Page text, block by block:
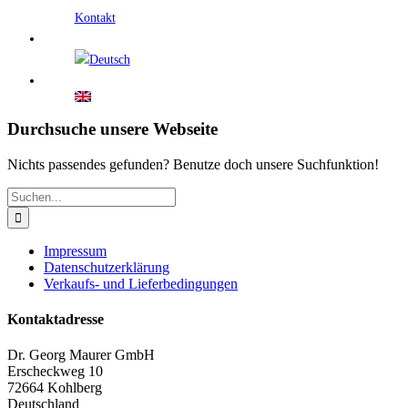
Kontakt
Durchsuche unsere Webseite
Nichts passendes gefunden? Benutze doch unsere Suchfunktion!
Suche
nach:
Impressum
Datenschutzerklärung
Verkaufs- und Lieferbedingungen
Kontaktadresse
Dr. Georg Maurer GmbH
Erscheckweg 10
72664 Kohlberg
Deutschland